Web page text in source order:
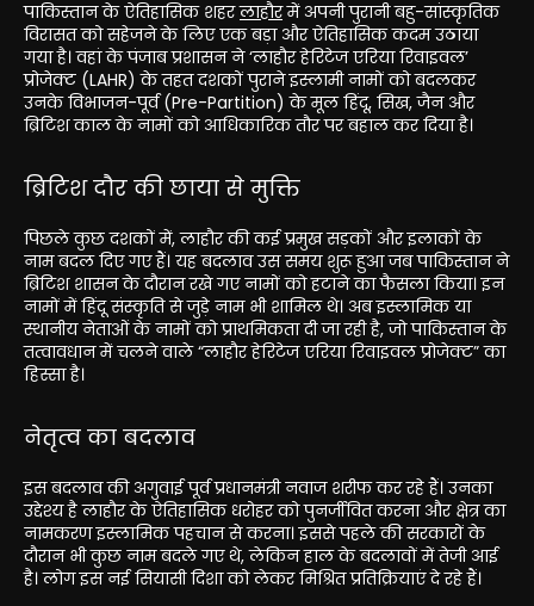
पाकिस्तान के ऐतिहासिक शहरलाहौरमें अपनी पुरानी बहु-सांस्कृतिक
विरासत को सहेजने के लिए एक बड़ा और ऐतिहासिक कदम उठाया
गया है। वहां के पंजाब प्रशासन ने ‘लाहौर हेरिटेज एरिया रिवाइवल’
प्रोजेक्ट (LAHR) के तहत दशकों पुराने इस्लामी नामों को बदलकर
उनके विभाजन-पूर्व (Pre-Partition) के मूल हिंदू, सिख, जैन और
ब्रिटिश काल के नामों को आधिकारिक तौर पर बहाल कर दिया है।
ब्रिटिश दौर की छाया से मुक्ति
पिछले कुछ दशकों में, लाहौर की कई प्रमुख सड़कों और इलाकों के
नाम बदल दिए गए हैं। यह बदलाव उस समय शुरू हुआ जब पाकिस्तान ने
ब्रिटिश शासन के दौरान रखे गए नामों को हटाने का फैसला किया। इन
नामों में हिंदू संस्कृति से जुड़े नाम भी शामिल थे। अब इस्लामिक या
स्थानीय नेताओं के नामों को प्राथमिकता दी जा रही है, जो पाकिस्तान के
तत्वावधान में चलने वाले “लाहौर हेरिटेज एरिया रिवाइवल प्रोजेक्ट” का
हिस्सा है।
नेतृत्व का बदलाव
इस बदलाव की अगुवाई पूर्व प्रधानमंत्री नवाज शरीफ कर रहे हैं। उनका
उद्देश्य है लाहौर के ऐतिहासिक धरोहर को पुनर्जीवित करना और क्षेत्र का
नामकरण इस्लामिक पहचान से करना। इससे पहले की सरकारों के
दौरान भी कुछ नाम बदले गए थे, लेकिन हाल के बदलावों में तेजी आई
है। लोग इस नई सियासी दिशा को लेकर मिश्रित प्रतिक्रियाएं दे रहे हैं।